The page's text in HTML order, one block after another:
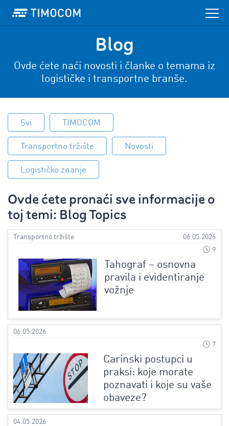
Blog
Ovde ćete naći novosti i članke o temama iz
logističke i transportne branše.
Svi TIMOCOM
Transportno tržište Novosti
Logističko znanje
Ovde ćete pronaći sve informacije o
toj temi: Blog Topics
Transportno tržište
06.05.2026
9
Tahograf – osnovna
pravila i evidentiranje
vožnje
06.05.2026
7
Carinski postupci u
praksi: koje morate
poznavati i koje su vaše
obaveze?
04.05.2026